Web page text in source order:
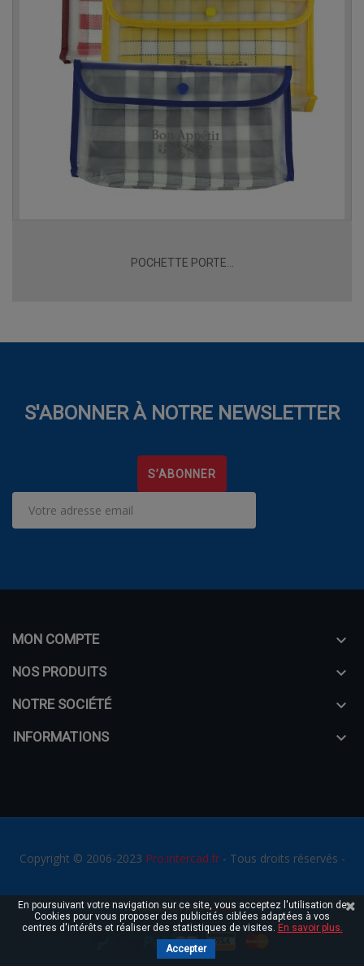
POCHETTE PORTE...
S'ABONNER À NOTRE NEWSLETTER
MON COMPTE 
NOS PRODUITS 
NOTRE SOCIÉTÉ 
INFORMATIONS 
Copyright © 2006-2023 Pro.intercad.fr- Tous droits réservés -
Réalisation parMC&C
En poursuivant votre navigation sur ce site, vous acceptez l'utilisation de
Cookies pour vous proposer des publicités ciblées adaptées à vos
centres d'intérêts et réaliser des statistiques de visites. En savoir plus.
Accepter